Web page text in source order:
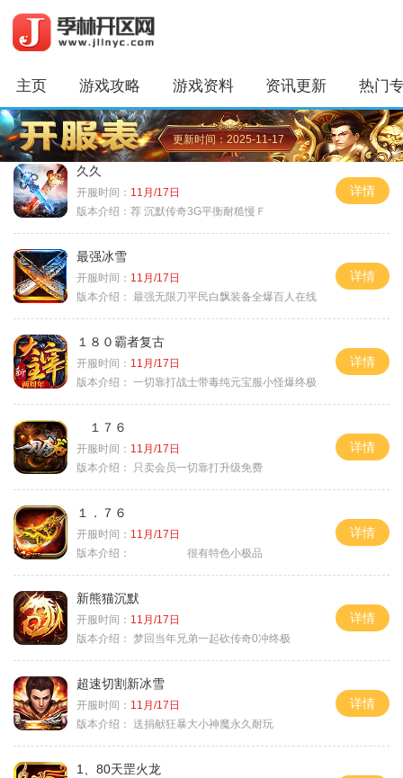
主页 游戏攻略 游戏资料 资讯更新 热门
更新时间：2025-11-17
久久
开服时间： 11月/17日
版本介绍： 荐 沉默传奇3G平衡耐糙慢Ｆ
详情
最强冰雪
开服时间： 11月/17日
版本介绍： 最强无限刀平民白飘装备全爆百人在线
详情
１８０霸者复古
开服时间： 11月/17日
版本介绍： 一切靠打战士带毒纯元宝服小怪爆终极
详情
１７６
开服时间： 11月/17日
版本介绍：
只卖会员一切靠打升级免费
详情
１．７６
开服时间： 11月/17日
版本介绍：
很有特色小极品
详情
新熊猫沉默
开服时间： 11月/17日
版本介绍： 梦回当年兄弟一起砍传奇0冲终极
详情
超速切割新冰雪
开服时间： 11月/17日
版本介绍： 送捐献狂暴大小神魔永久耐玩
详情
1、80天罡火龙